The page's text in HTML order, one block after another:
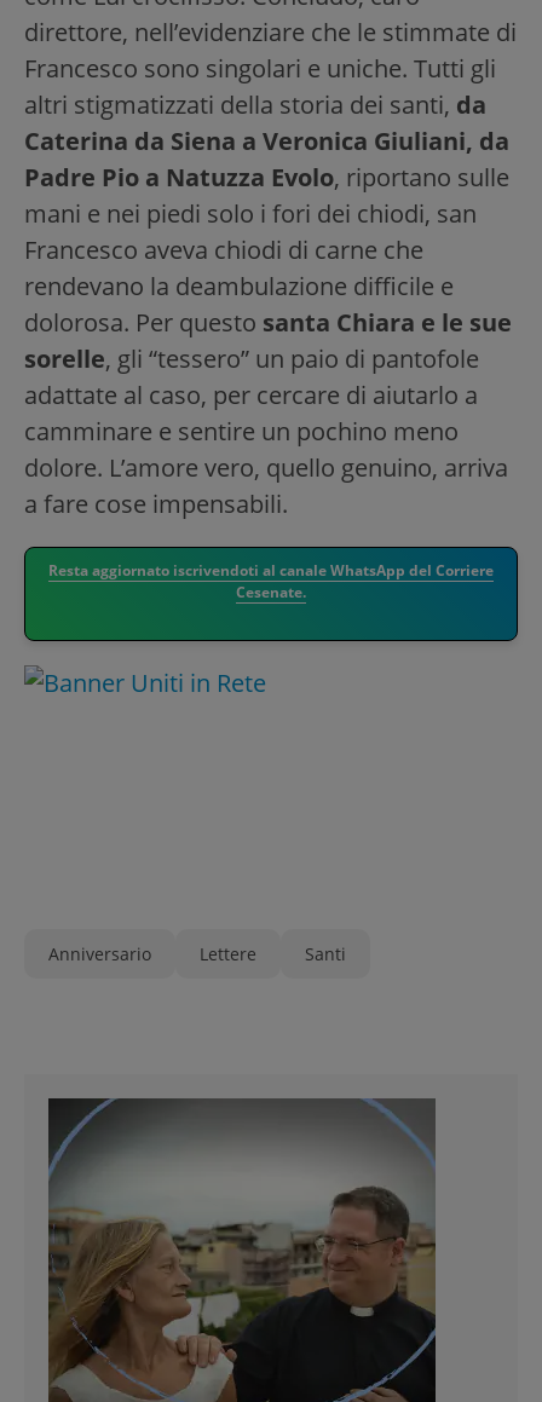
direttore, nell’evidenziare che le stimmate di
Francesco sono singolari e uniche. Tutti gli
altri stigmatizzati della storia dei santi, da
Caterina da Siena a Veronica Giuliani, da
Padre Pio a Natuzza Evolo, riportano sulle
mani e nei piedi solo i fori dei chiodi, san
Francesco aveva chiodi di carne che
rendevano la deambulazione difficile e
dolorosa. Per questo santa Chiara e le sue
sorelle, gli “tessero” un paio di pantofole
adattate al caso, per cercare di aiutarlo a
camminare e sentire un pochino meno
dolore. L’amore vero, quello genuino, arriva
a fare cose impensabili.
Resta aggiornato iscrivendoti al canale WhatsApp del Corriere
Cesenate.
Anniversario Lettere Santi